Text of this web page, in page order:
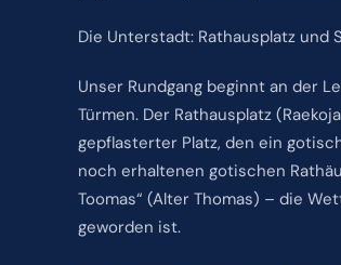
Die Unterstadt: Rathausplatz und
Unser Rundgang beginnt an der
Türmen. Der Rathausplatz
gepflasterter Platz, den ein
noch erhaltenen gotischen
Toomas“ (Alter Thomas) – die
geworden ist.